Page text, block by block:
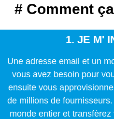
# Comment
1. JE M'
Une adresse email et un
vous avez besoin pour
ensuite vous
de millions de
monde entier et